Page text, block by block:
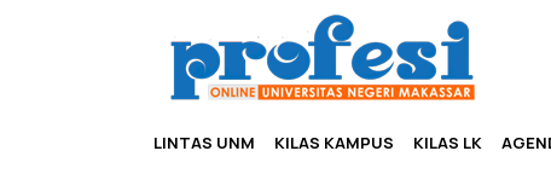
LINTAS UNM KILAS KAMPUS KILAS LK